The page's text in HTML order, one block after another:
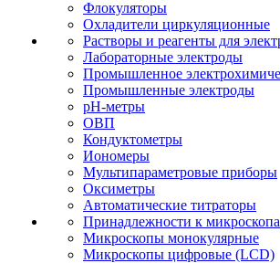
Флокуляторы
Охладители циркуляционные
Растворы и реагенты для
Лабораторные электроды
Промышленное
Промышленные электроды
pH-метры
ОВП
Кондуктометры
Иономеры
Мультипараметровые приборы
Оксиметры
Автоматические титраторы
Принадлежности к
Микроскопы монокулярные
Микроскопы цифровые (LCD)